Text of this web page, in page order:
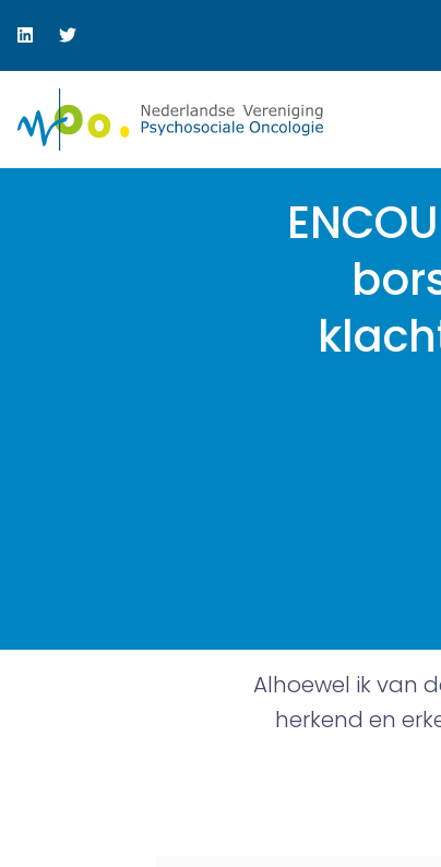
Alhoewel ik van
herkend en